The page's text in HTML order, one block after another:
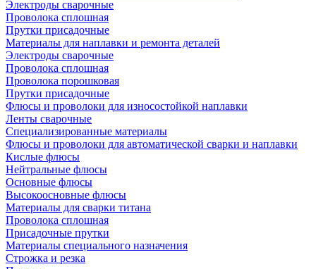
Электроды сварочные
Проволока сплошная
Прутки присадочные
Материалы для наплавки и ремонта деталей
Электроды сварочные
Проволока сплошная
Проволока порошковая
Прутки присадочные
Флюсы и проволоки для износостойкой наплавки
Ленты сварочные
Специализированные материалы
Флюсы и проволоки для автоматической сварки и наплавки
Кислые флюсы
Нейтральные флюсы
Основные флюсы
Высокоосновные флюсы
Материалы для сварки титана
Проволока сплошная
Присадочные прутки
Материалы специального назначения
Строжка и резка